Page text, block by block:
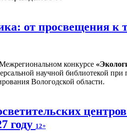
от просвещения к
конкурсе «
научной библиотекой
Вологодской области.
году 12+